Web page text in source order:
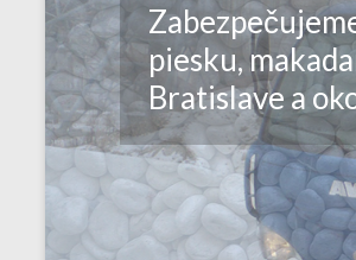
piesku,
Bratislave a